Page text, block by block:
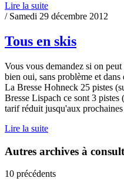
Lire la suite
/ Samedi 29 décembre 2012
Tous en skis
Vous vous demandez si on
bien oui, sans problème et
La Bresse Hohneck 25 pistes
Bresse Lispach ce sont 3
tarif réduit jusqu'aux
Lire la suite
Autres archives à
10 précédents